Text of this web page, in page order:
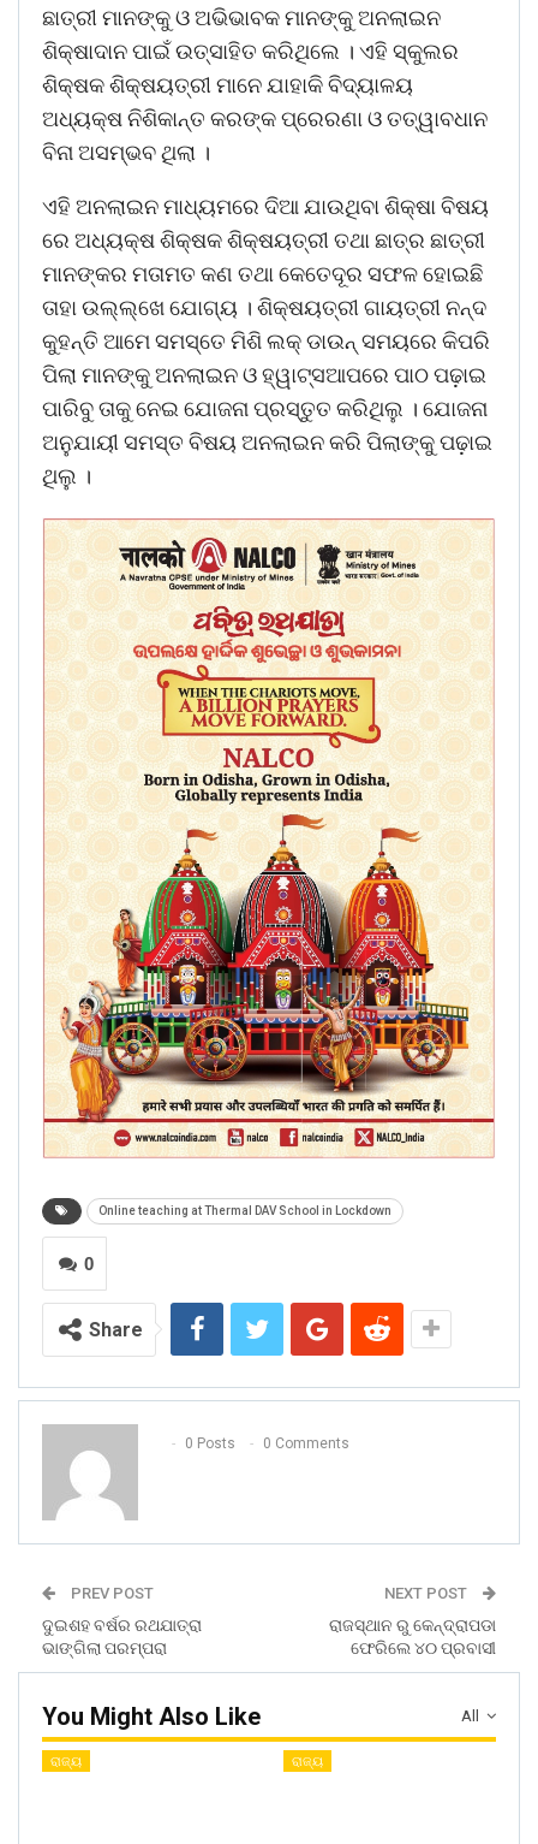
ଛାତ୍ରୀ ମାନଙ୍କୁ ଓ ଅଭିଭାବକ ମାନଙ୍କୁ ଅନଲାଇନ
ଶିକ୍ଷାଦାନ ପାଇଁ ଉତ୍ସାହିତ କରିଥିଲେ । ଏହି ସ୍କୁଲର
ଶିକ୍ଷକ ଶିକ୍ଷୟତ୍ରୀ ମାନେ ଯାହାକି ବିଦ୍ୟାଳୟ
ଅଧ୍ୟକ୍ଷ ନିଶିକାନ୍ତ କରଙ୍କ ପ୍ରେରଣା ଓ ତତ୍ୱାବଧାନ
ବିନା ଅସମ୍ଭବ ଥିଲା ।
ଏହି ଅନଲାଇନ ମାଧ୍ୟମରେ ଦିଆ ଯାଉଥିବା ଶିକ୍ଷା ବିଷୟ
ରେ ଅଧ୍ୟକ୍ଷ ଶିକ୍ଷକ ଶିକ୍ଷୟତ୍ରୀ ତଥା ଛାତ୍ର ଛାତ୍ରୀ
ମାନଙ୍କର ମତାମତ କଣ ତଥା କେତେଦୂର ସଫଳ ହୋଇଛି
ତାହା ଉଲ୍ଲ୍ଖେ ଯୋଗ୍ୟ । ଶିକ୍ଷୟତ୍ରୀ ଗାୟତ୍ରୀ ନନ୍ଦ
କୁହନ୍ତି ଆମେ ସମସ୍ତେ ମିଶି ଲକ୍ ଡାଉନ୍ ସମୟରେ କିପରି
ପିଲା ମାନଙ୍କୁ ଅନଲାଇନ ଓ ହ୍ୱାଟ୍ସଆପରେ ପାଠ ପଢ଼ାଇ
ପାରିବୁ ତାକୁ ନେଇ ଯୋଜନା ପ୍ରସ୍ତୁତ କରିଥିଲୁ । ଯୋଜନା
ଅନୁଯାୟୀ ସମସ୍ତ ବିଷୟ ଅନଲାଇନ କରି ପିଲାଙ୍କୁ ପଢ଼ାଇ
ଥିଲୁ ।
Online teaching at Thermal DAV School in Lockdown
0
Share
0 Posts 0 Comments
PREV POST
ଦୁଇଶହ ବର୍ଷର ରଥଯାତ୍ରା
ଭାଙ୍ଗିଲା ପରମ୍ପରା
NEXT POST
ରାଜସ୍ଥାନ ରୁ କେନ୍ଦ୍ରାପଡା
ଫେରିଲେ ୪୦ ପ୍ରବାସୀ
All
You Might Also Like
ରାଜ୍ୟ ରାଜ୍ୟ